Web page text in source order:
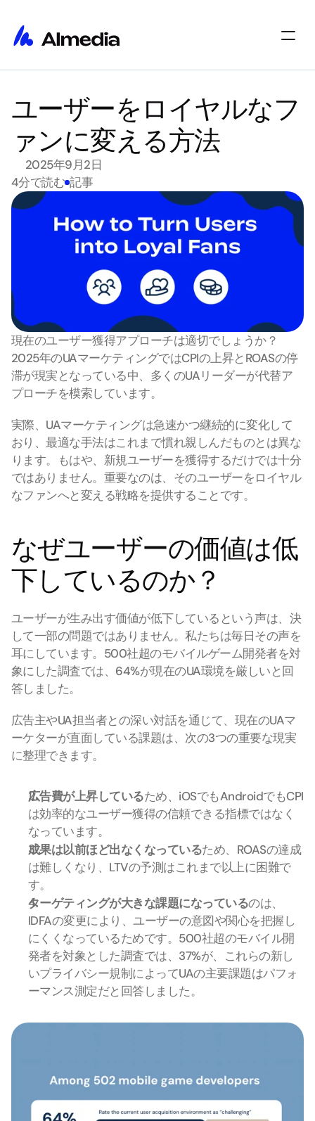
ホーム
インサイト
インサイト
概要
概要
採用情報
採用情報
始める
ユーザーをロイヤルなフ
ァンに変える方法
2025年9月2日
4分で読む 記事
現在のユーザー獲得アプローチは適切でしょうか？
2025年のUAマーケティングではCPIの上昇とROASの停
滞が現実となっている中、多くのUAリーダーが代替ア
プローチを模索しています。
実際、UAマーケティングは急速かつ継続的に変化して
おり、最適な手法はこれまで慣れ親しんだものとは異な
ります。もはや、新規ユーザーを獲得するだけでは十分
ではありません。重要なのは、そのユーザーをロイヤル
なファンへと変える戦略を提供することです。
なぜユーザーの価値は低
下しているのか？
ユーザーが生み出す価値が低下しているという声は、決
して一部の問題ではありません。私たちは毎日その声を
耳にしています。500社超のモバイルゲーム開発者を対
象にした調査では、64%が現在のUA環境を厳しいと回
答しました。
広告主やUA担当者との深い対話を通じて、現在のUAマ
ーケターが直面している課題は、次の3つの重要な現実
に整理できます。
広告費が上昇しているため、iOSでもAndroidでもCPI
は効率的なユーザー獲得の信頼できる指標ではなく
なっています。
成果は以前ほど出なくなっているため、ROASの達成
は難しくなり、LTVの予測はこれまで以上に困難で
す。
ターゲティングが大きな課題になっているのは、
IDFAの変更により、ユーザーの意図や関心を把握し
にくくなっているためです。500社超のモバイル開
発者を対象とした調査では、37%が、これらの新し
いプライバシー規制によってUAの主要課題はパフォ
ーマンス測定だと回答しました。